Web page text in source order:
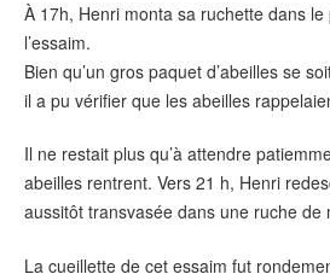
À 17h, Henri monta sa ruchette dans
l’essaim.
Bien qu’un gros paquet d’abeilles se
il a pu vérifier que les abeilles
Il ne restait plus qu’à attendre
abeilles rentrent. Vers 21 h, Henri
aussitôt transvasée dans une ruche de
La cueillette de cet essaim fut